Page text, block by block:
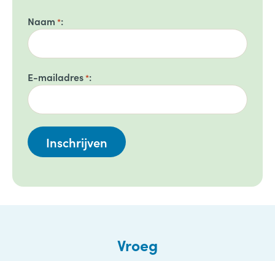
Naam *
E-mailadres*
Vroeg